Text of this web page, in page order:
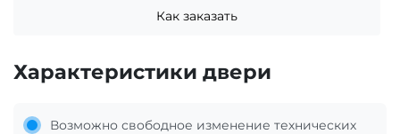
Как заказать
Характеристики двери
Возможно свободное изменение технических